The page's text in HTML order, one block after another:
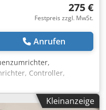
275 €
Festpreis zzgl. MwSt.
Anrufen
Controller,
Inverter -Hersteller:
Variable Speed Drive
-Typ: ATV16U29M2 -
Kleinanzeige